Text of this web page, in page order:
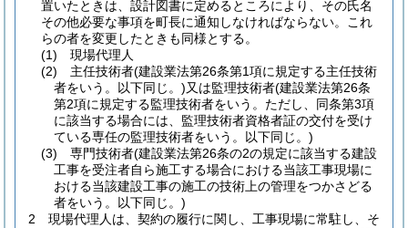
置いたときは、設計図書に定めるところにより、その氏名
その他必要な事項を町長に通知しなければならない。
これ
らの者を変更したときも同様とする。
(1)
現場代理人
(2)
主任技術者(建設業法第26条第1項に規定する主任技術
者をいう。以下同じ。)又は監理技術者(建設業法第26条
第2項に規定する監理技術者をいう。ただし、同条第3項
に該当する場合には、監理技術者資格者証の交付を受け
ている専任の監理技術者をいう。以下同じ。)
(3)
専門技術者(建設業法第26条の2の規定に該当する建設
工事を受注者自ら施工する場合における当該工事現場に
おける当該建設工事の施工の技術上の管理をつかさどる
者をいう。以下同じ。)
2
現場代理人は、契約の履行に関し、工事現場に常駐し、そ